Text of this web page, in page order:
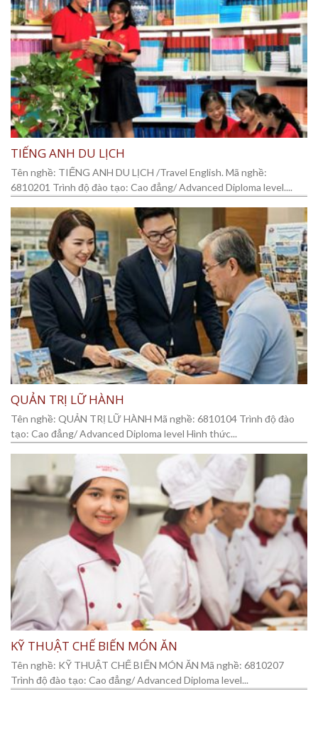
TIẾNG ANH DU LỊCH
Tên nghề: TIẾNG ANH DU LỊCH /Travel English. Mã nghề:
6810201 Trình độ đào tạo: Cao đẳng/ Advanced Diploma level....
QUẢN TRỊ LỮ HÀNH
Tên nghề: QUẢN TRỊ LỮ HÀNH Mã nghề: 6810104 Trình độ đào
tạo: Cao đẳng/ Advanced Diploma level Hình thức...
KỸ THUẬT CHẾ BIẾN MÓN ĂN
Tên nghề: KỸ THUẬT CHẾ BIẾN MÓN ĂN Mã nghề: 6810207
Trình độ đào tạo: Cao đẳng/ Advanced Diploma level...